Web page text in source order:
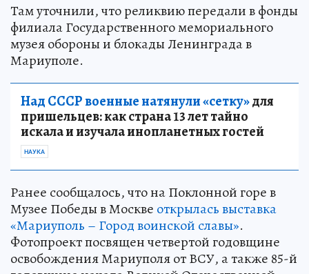
Там уточнили, что реликвию передали в фонды
филиала Государственного мемориального
музея обороны и блокады Ленинграда в
Мариуполе.
Над СССР военные натянули «сетку»для
пришельцев: как страна 13 лет тайно
искала и изучала инопланетных гостей
НАУКА
Ранее сообщалось, что на Поклонной горе в
Музее Победы в Москве открылась выставка
«Мариуполь – Город воинской славы».
Фотопроект посвящен четвертой годовщине
освобождения Мариуполя от ВСУ, а также 85-й